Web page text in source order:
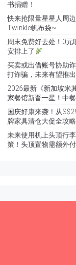
书捐赠！
快来抢限量星星人周
Twinkle帆布袋~
周末免费好去处！0
安排上了
买卖或出借账号协助
打诈骗，未来有望推
2026最新《新加坡米
家餐馆新晋一星！中
国庆好康来袭！从
牌家具清仓大促全攻
未来使用机上头顶行
策！头顶置物需额外付